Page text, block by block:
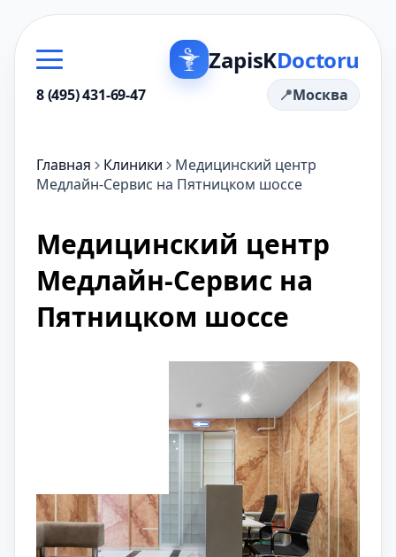
ZapisKDoctoru
8 (495) 431-69-47 Москва
Главная Клиники
Медицинский центр
Медлайн-Сервис на Пятницком шоссе
Медицинский центр
Медлайн-Сервис на
Пятницком шоссе